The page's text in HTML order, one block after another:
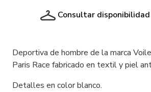
Consultar
Deportiva de hombre de la marca
Paris Race fabricado en textil y piel
Detalles en color blanco.